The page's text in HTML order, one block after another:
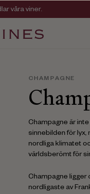
& personlighet
våra viner.
CHAMPAGNE
Champagne är
sinnebilden för lyx,
nordliga klimatet
världsberömt för
Champagne ligger
nordligaste av